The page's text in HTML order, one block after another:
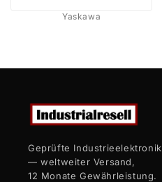
Yaskawa
Geprüfte Industrieelektronik
— weltweiter Versand,
12 Monate Gewährleistung.